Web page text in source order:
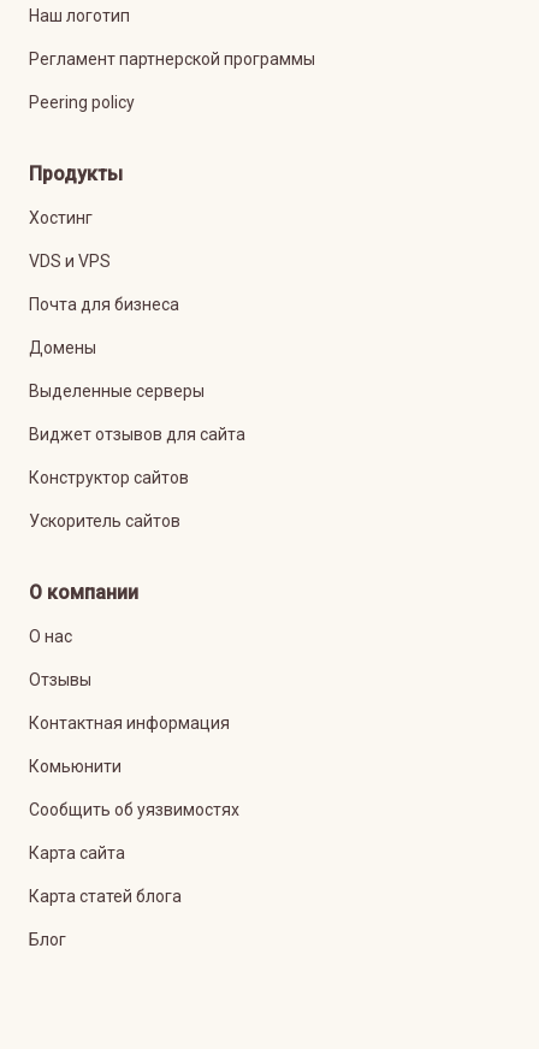
Наш логотип
Регламент партнерской программы
Peering policy
Продукты
Хостинг
VDS и VPS
Почта для бизнеса
Домены
Выделенные серверы
Виджет отзывов для сайта
Конструктор сайтов
Ускоритель сайтов
О компании
О нас
Отзывы
Контактная информация
Комьюнити
Сообщить об уязвимостях
Карта сайта
Карта статей блога
Блог